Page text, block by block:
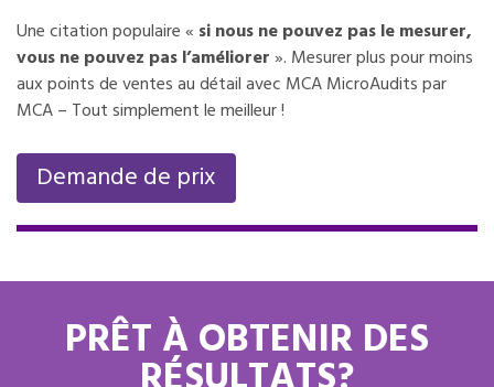
Une citation populaire « si nous ne pouvez pas le mesurer,
vous ne pouvez pas l’améliorer». Mesurer plus pour moins
aux points de ventes au détail avec MCA MicroAudits par
MCA – Tout simplement le meilleur !
Demande de prix
PRÊT À OBTENIR DES